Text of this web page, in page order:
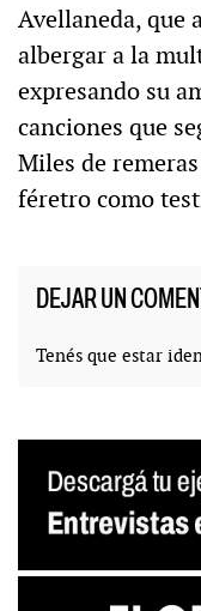
Avellaneda, que
albergar a la
expresando su
canciones que
Miles de
féretro como
DEJAR UN
Tenés que estar